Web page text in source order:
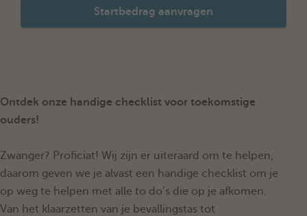
Startbedrag aanvragen
Ontdek onze handige checklist voor toekomstige
ouders!
Zwanger? Proficiat! Wij zijn er uiteraard om te helpen,
daarom geven we je alvast een handige checklist om je
op weg te helpen met alle to do’s die op je afkomen.
Van het klaarzetten van je bevallingstas tot